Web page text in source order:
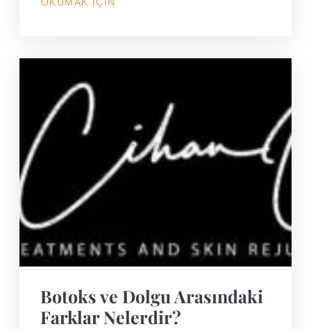
HAKKINDA
HANGI
HANGISI
TERCIH
EDILIR?
Botoks ve Dolgu Arasındaki
Farklar Nelerdir?